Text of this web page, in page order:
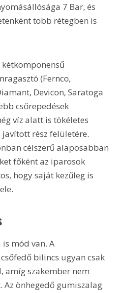
7 Bar, és
több rétegben is
kétkomponensű
(Fernco,
Devicon, Saratoga
csőrepedések
víz alatt is tökéletes
rész felületére.
célszerű alaposabban
főként az iparosok
hogy saját kezűleg is
mód van. A
bilincs ugyan csak
amíg szakember nem
önhegedő gumiszalag